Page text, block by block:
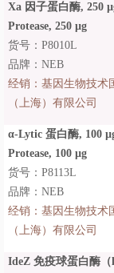
Xa 因子蛋白酶, 250
Protease, 250 µg
货号：P8010L
品牌：NEB
经销： 基因生物技术
（上海）有限公司
α-Lytic 蛋白酶, 100
Protease, 100 µg
货号：P8113L
品牌：NEB
经销： 基因生物技术
（上海）有限公司
IdeZ 免疫球蛋白酶